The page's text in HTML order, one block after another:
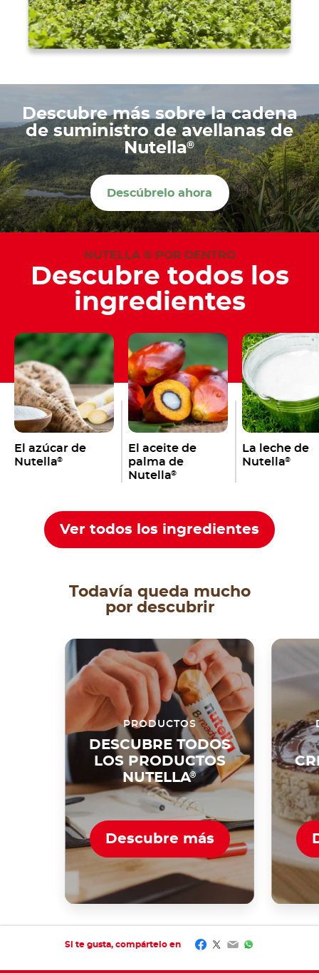
Descubre más sobre la cadena
de suministro de avellanas de
Nutella®
Descúbrelo ahora
NUTELLA ® POR DENTRO
Descubre todos los
ingredientes
El azúcar de
Nutella®
El aceite de
palma de
Nutella®
La leche de
Nutella®
Ver todos los ingredientes
Todavía queda mucho
por descubrir
PRODUCTOS
DESCUBRE TODOS
LOS PRODUCTOS
NUTELLA®
Descubre más
Si te gusta, compártelo en Facebook
Twitter
EmailWhatsApp